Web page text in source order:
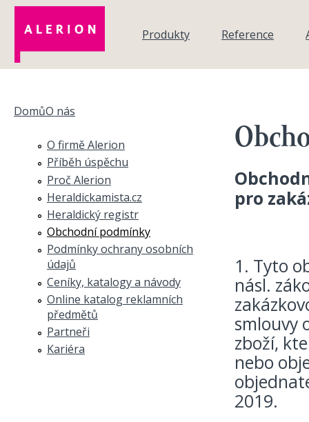
Přejít k hlavnímu obsahu
Produkty
Reference
DomůO nás
pro
1. Tyto
násl.
smlouvy
zboží,
nebo
2019.
O firmě Alerion
Příběh úspěchu
Proč Alerion
Heraldickamista.cz
Heraldický registr
Obchodní podmínky
Podmínky ochrany osobních
údajů
Ceníky, katalogy a návody
Online katalog reklamních
předmětů
Partneři
Kariéra